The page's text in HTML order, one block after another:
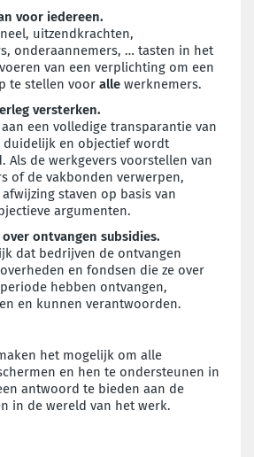
voor iedereen.
uitzendkrachten,
onderaannemers, … tasten in het
van een verplichting om een
te stellen voor alle werknemers.
versterken.
een volledige transparantie van
en objectief wordt
Als de werkgevers voorstellen van
of de vakbonden verwerpen,
staven op basis van
argumenten.
ontvangen subsidies.
dat bedrijven de ontvangen
en fondsen die ze over
hebben ontvangen,
en kunnen verantwoorden.
het mogelijk om alle
en hen te ondersteunen in
antwoord te bieden aan de
in de wereld van het werk.